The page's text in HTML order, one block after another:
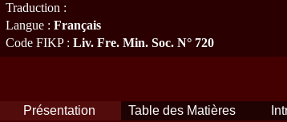
Traduction :
Langue : Français
Code FIKP: Liv. Fre. Min. Soc. N° 720
Présentation Table des Matières